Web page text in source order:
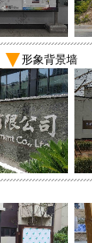
形象背景墙